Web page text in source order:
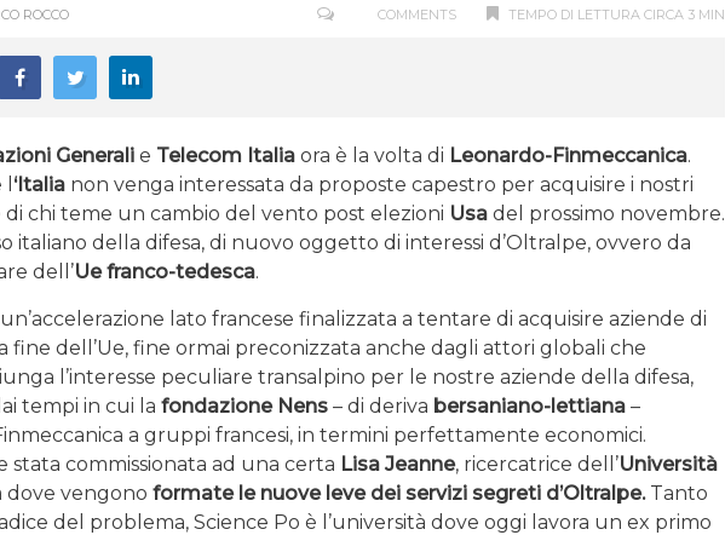
ROCCO TEMPO DI LETTURA CIRCA 3 MIN
COMMENTS
Generali e Telecom Italia ora è la volta di Leonardo-Finmeccanica.
‘Italia non venga interessata da proposte capestro per acquisire i nostri
di chi teme un cambio del vento post elezioni Usa del prossimo novembre.
italiano della difesa, di nuovo oggetto di interessi d’Oltralpe, ovvero da
dell’Ue franco-tedesca.
lato francese finalizzata a tentare di acquisire aziende di
fine dell’Ue, fine ormai preconizzata anche dagli attori globali che
l’interesse peculiare transalpino per le nostre aziende della difesa,
tempi in cui la fondazione Nens – di deriva bersaniano-lettiana –
a gruppi francesi, in termini perfettamente economici.
stata commissionata ad una certa Lisa Jeanne, ricercatrice dell’Università
dove vengono formate le nuove leve dei servizi segreti d’Oltralpe.Tanto
del problema, Science Po è l’università dove oggi lavora un ex primo